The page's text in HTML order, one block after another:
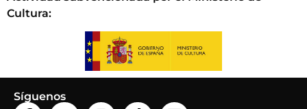
Cultura:
Síguenos